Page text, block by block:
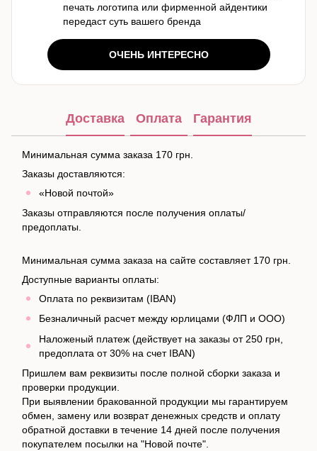
печать логотипа или фирменной айдентики
передаст суть вашего бренда
ОЧЕНЬ ИНТЕРЕСНО
Доставка Оплата Гарантия
Минимальная сумма заказа 170 грн.
Заказы доставляются:
«Новой почтой»
Заказы отправляются после получения оплаты/
предоплаты.
Минимальная сумма заказа на сайте составляет 170 грн.
Доступные варианты оплаты:
Оплата по реквизитам (IBAN)
Безналичный расчет между юрлицами (ФЛП и ООО)
Наложеный платеж (действует на заказы от 250 грн,
предоплата от 30% на счет IBAN)
Пришлем вам реквизиты после полной сборки заказа и
проверки продукции.
При выявлении бракованной продукции мы гарантируем
обмен, замену или возврат денежных средств и оплату
обратной доставки в течение 14 дней после получения
покупателем посылки на "Новой почте".